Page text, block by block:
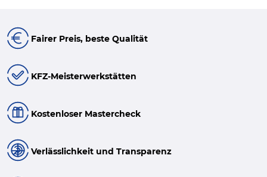
Fairer Preis, beste Qualität
KFZ-Meisterwerkstätten
Kostenloser Mastercheck
Verlässlichkeit und Transparenz